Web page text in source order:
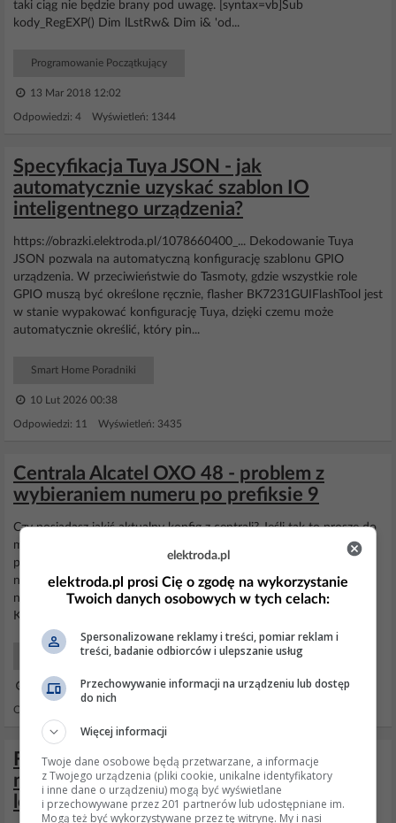
taki ciąg nie będzie brany pod uwagę. [syntax=vb]Sub
kody_RegEXP() Dim lLstRw& Dim i& 'od...
Programowanie Początkujący
13 Mar 2018 12:02
Odpowiedzi: 4 Wyświetleń: 1344
Specyfikacja Tuya JSON - jak
automatycznie uzyskać szablon IO
inteligentnego urządzenia?
https://obrazki.elektroda.pl/1078660400_... Dekodowanie Tuya
JSON pozwala na automatyczną konfigurację szablonu GPIO
urządzenia. W przeciwieństwie do Tasmoty, gdzie wszystkie role
GPIO muszą być określone ręcznie, flasher BK7231GUIFlashTool jest
w stanie wypakować konfigurację Tuya, dzięki czemu może
automatycznie określić, który pin...
Smart Home Poradniki
10 Lut 2026 00:38
Odpowiedzi: 11 Wyświetleń: 3435
Centrala Alcatel OXO 48 - problem z
wybieraniem numeru po prefiksie 9
Czy posiadasz jakiś aktualny konfig z centrali? Jeśli tak to proszę do
mnie wysłać na priva. ps Swoją drogą to twój serwisant kasuje
pieniążki i nie na tym to wszystko ma polegać, że ty z pomocą
naszego forum prowadzisz go za rączkę. Jeśli jednak tak już jest to
niech tobie "odpala" pewną kwotę za douczanie :D Pozdrawiam.
Konfig otrzymałem info odesłane...
Telefony Stacjonarne Serwis
25 Sty 2011 15:02
Odpowiedzi: 12 Wyświetleń: 2024
Fotopułapka HC-801LTE - MMS i e-mail
nie dochodzą, ustawienia Orange, błąd w
logach
elektroda.pl
elektroda.pl prosi Cię o zgodę na wykorzystanie
Twoich danych osobowych w tych celach:
Spersonalizowane reklamy i treści, pomiar reklam i
treści, badanie odbiorców i ulepszanie usług
Przechowywanie informacji na urządzeniu lub dostęp
do nich
Więcej informacji
Twoje dane osobowe będą przetwarzane, a informacje
z Twojego urządzenia (pliki cookie, unikalne identyfikatory
i inne dane o urządzeniu) mogą być wyświetlane
i przechowywane przez 201 partnerów lub udostępniane im.
Mogą też być wykorzystywane przez tę witrynę. My i nasi